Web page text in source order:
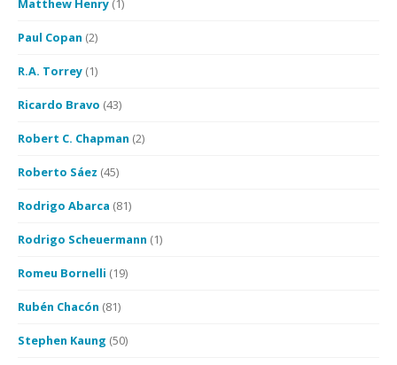
Matthew Henry (1)
Paul Copan (2)
R.A. Torrey (1)
Ricardo Bravo (43)
Robert C. Chapman (2)
Roberto Sáez (45)
Rodrigo Abarca (81)
Rodrigo Scheuermann (1)
Romeu Bornelli (19)
Rubén Chacón (81)
Stephen Kaung (50)